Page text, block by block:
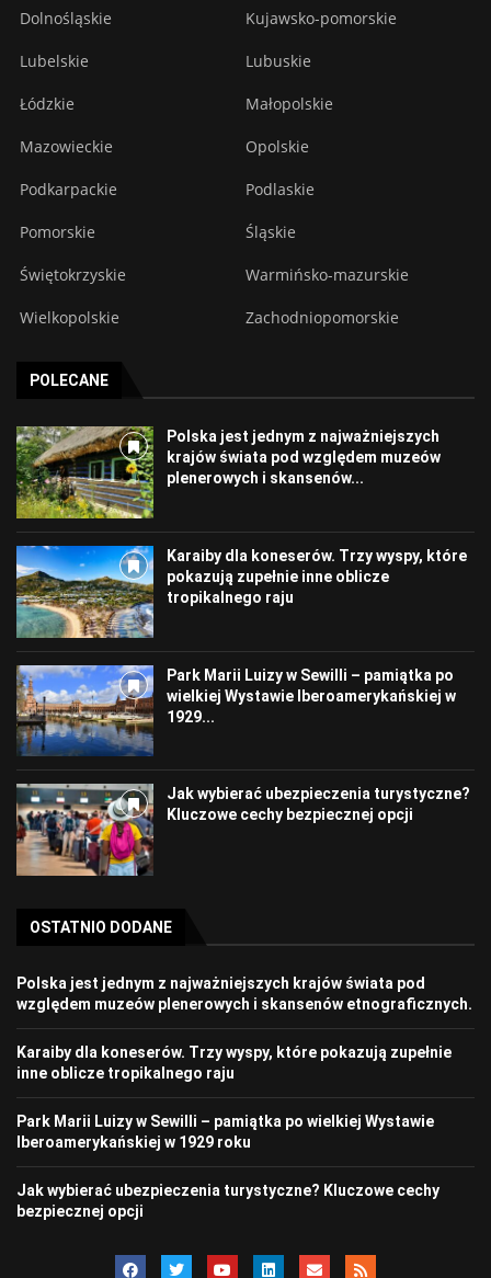
Dolnośląskie Kujawsko-pomorskie
Lubelskie Lubuskie
Łódzkie Małopolskie
Mazowieckie Opolskie
Podkarpackie Podlaskie
Pomorskie Śląskie
Świętokrzyskie Warmińsko-mazurskie
Wielkopolskie Zachodniopomorskie
POLECANE
Polska jest jednym z najważniejszych
krajów świata pod względem muzeów
plenerowych i skansenów...
Karaiby dla koneserów. Trzy wyspy, które
pokazują zupełnie inne oblicze
tropikalnego raju
Park Marii Luizy w Sewilli – pamiątka po
wielkiej Wystawie Iberoamerykańskiej w
1929...
Jak wybierać ubezpieczenia turystyczne?
Kluczowe cechy bezpiecznej opcji
OSTATNIO DODANE
Polska jest jednym z najważniejszych krajów świata pod
względem muzeów plenerowych i skansenów etnograficznych.
Karaiby dla koneserów. Trzy wyspy, które pokazują zupełnie
inne oblicze tropikalnego raju
Park Marii Luizy w Sewilli – pamiątka po wielkiej Wystawie
Iberoamerykańskiej w 1929 roku
Jak wybierać ubezpieczenia turystyczne? Kluczowe cechy
bezpiecznej opcji